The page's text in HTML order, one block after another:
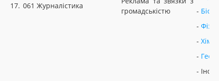
17. 061 Журналістика
громадськістю
-
-
- Хімія
-
-